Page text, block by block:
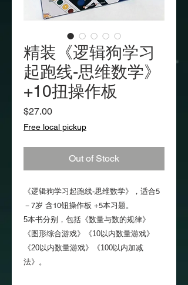
精装《逻辑狗学习
起跑线-思维数学》
+10扭操作板
$27.00Price
Free local pickup
Out of Stock
《逻辑狗学习起跑线-思维数学》，适合5
－7岁 含10钮操作板 +5本习题。
5本书分别，包括 《数量与数的规律》
《图形综合游戏》《10以内数量游戏》
《20以内数量游戏》《100以内加减
法》。